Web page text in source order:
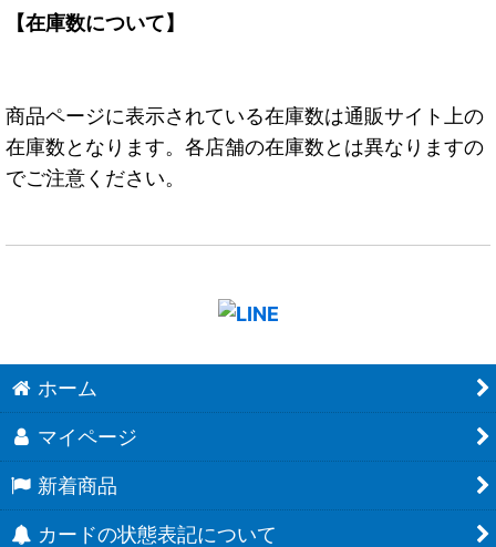
【在庫数について】
商品ページに表示されている在庫数は通販サイト上の
在庫数となります。各店舗の在庫数とは異なりますの
でご注意ください。
ホーム
マイページ
新着商品
カードの状態表記について